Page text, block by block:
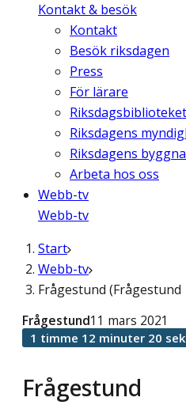
Kontakt & besök
Kontakt
Besök riksdagen
Press
För lärare
Riksdagsbiblioteket
Riksdagens
Riksdagens
Arbeta hos oss
Webb-tv
Webb-tv
Start
Webb-tv
Frågestund (Frågestund
Frågestund
Frågestund11 mars 2021
1 timme 12 minuter 20